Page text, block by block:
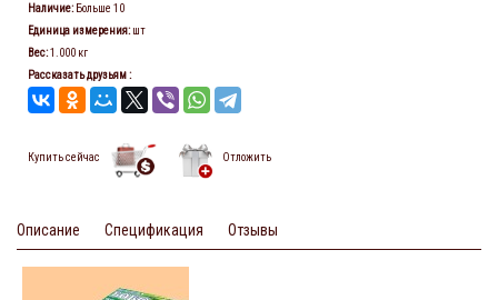
Наличие: Больше 10
Единица измерения: шт
Вес:1.000 кг
Рассказать друзьям:
Купить сейчас Отложить
Описание Спецификация Отзывы